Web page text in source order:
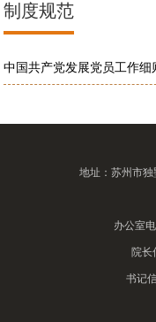
制度规范
中国共产党发展党员工作细
地址：苏州市独
办公室
院长
书记